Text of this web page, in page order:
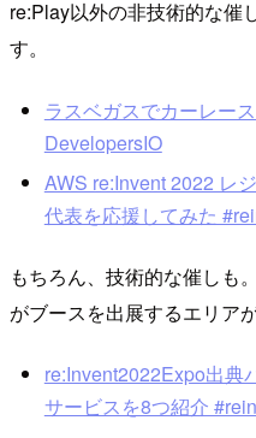
re:Play以外の非技術的な催
す。
ラスベガスでカーレー
DevelopersIO
AWS re:Invent 2022 レ
代表を応援してみた
もちろん、技術的な催しも
がブースを出展するエリア
re:Invent2022Expo出典
サービスを8つ紹介